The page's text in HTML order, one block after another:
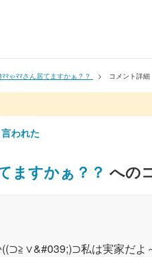
ﾏゃﾏﾏさん居てますかぁ？？ コメント詳細
われた
ますかぁ？？ への
私は実家だよ